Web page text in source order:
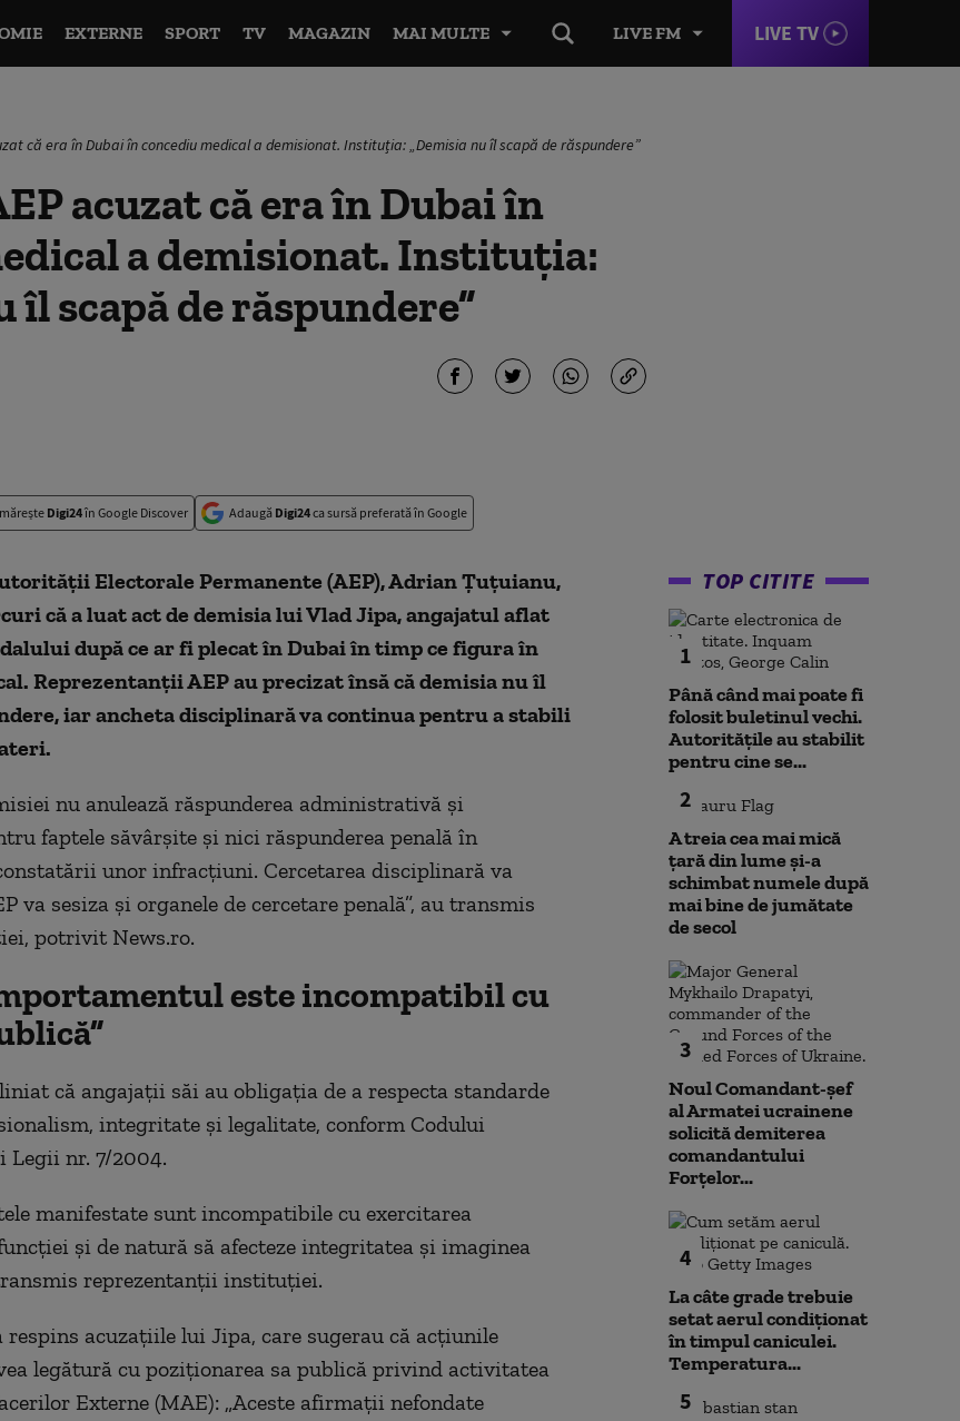
LIVE FM LIVE TV
EXTERNE SPORT TV MAGAZIN MAI MULTE
că era în Dubai în concediu medical a demisionat. Instituția: „Demisia nu îl scapă de răspundere”
acuzat că era în Dubai în
a demisionat. Instituția:
îl scapă de răspundere”
Digi24în Google Discover Adaugă Digi24ca sursă preferată în Google
Electorale Permanente (AEP), Adrian Țuțuianu,
că a luat act de demisia lui Vlad Jipa, angajatul aflat
după ce ar fi plecat în Dubai în timp ce figura în
Reprezentanții AEP au precizat însă că demisia nu îl
iar ancheta disciplinară va continua pentru a stabili
nu anulează răspunderea administrativă și
faptele săvârșite și nici răspunderea penală în
unor infracțiuni. Cercetarea disciplinară va
va sesiza și organele de cercetare penală”, au transmis
potrivit News.ro.
este incompatibil cu
că angajații săi au obligația de a respecta standarde
integritate și legalitate, conform Codului
nr. 7/2004.
manifestate sunt incompatibile cu exercitarea
și de natură să afecteze integritatea și imaginea
reprezentanții instituției.
respins acuzațiile lui Jipa, care sugerau că acțiunile
legătură cu poziționarea sa publică privind activitatea
Externe (MAE): „Aceste afirmații nefondate
TOP CITITE
1
Până când mai poate fi
folosit buletinul vechi.
Autoritățile au stabilit
pentru cine se...
2
A treia cea mai mică
țară din lume și-a
schimbat numele după
mai bine de jumătate
de secol
3
Noul Comandant-șef
al Armatei ucrainene
solicită demiterea
comandantului
Forțelor...
4
La câte grade trebuie
setat aerul condiționat
în timpul caniculei.
Temperatura...
5